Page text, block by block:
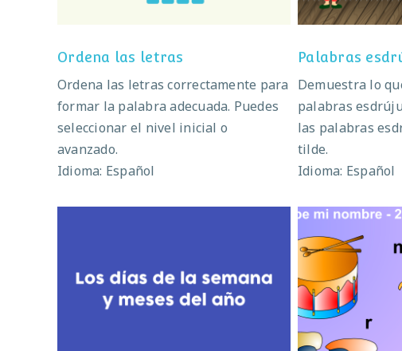
Ordena las letras
Ordena las letras correctamente para
formar la palabra adecuada. Puedes
seleccionar el nivel inicial o
avanzado.
Idioma: Español
Palabras
Demuestra lo
palabras
las palabras
tilde.
Idioma: Español
Días y meses